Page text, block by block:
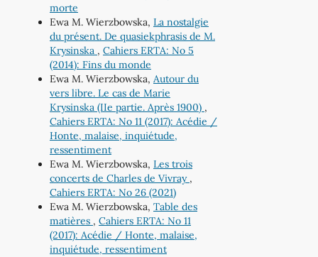
morte
Ewa M. Wierzbowska, La nostalgie
du présent. De quasiekphrasis de M.
Krysinska , Cahiers ERTA: No 5
(2014): Fins du monde
Ewa M. Wierzbowska, Autour du
vers libre. Le cas de Marie
Krysinska (IIe partie. Après 1900) ,
Cahiers ERTA: No 11 (2017): Acédie /
Honte, malaise, inquiétude,
ressentiment
Ewa M. Wierzbowska, Les trois
concerts de Charles de Vivray ,
Cahiers ERTA: No 26 (2021)
Ewa M. Wierzbowska, Table des
matières , Cahiers ERTA: No 11
(2017): Acédie / Honte, malaise,
inquiétude, ressentiment